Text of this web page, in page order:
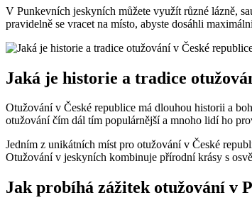
V Punkevních jeskyních můžete využít různé lázně,
pravidelně se vracet na místo, abyste dosáhli
Jaká je historie a tradice
Otužování v České republice má dlouhou historii a
otužování čím dál tím populárnější a mnoho lidí ho
Jedním z unikátních míst pro otužování v České
Otužování v jeskyních kombinuje přírodní krásy s
Jak probíhá zážitek otužování v